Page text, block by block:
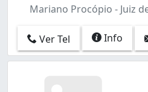
Mariano Procópio - Juiz
Ver Tel Info